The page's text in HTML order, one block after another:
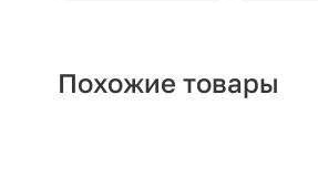
Похожие товары